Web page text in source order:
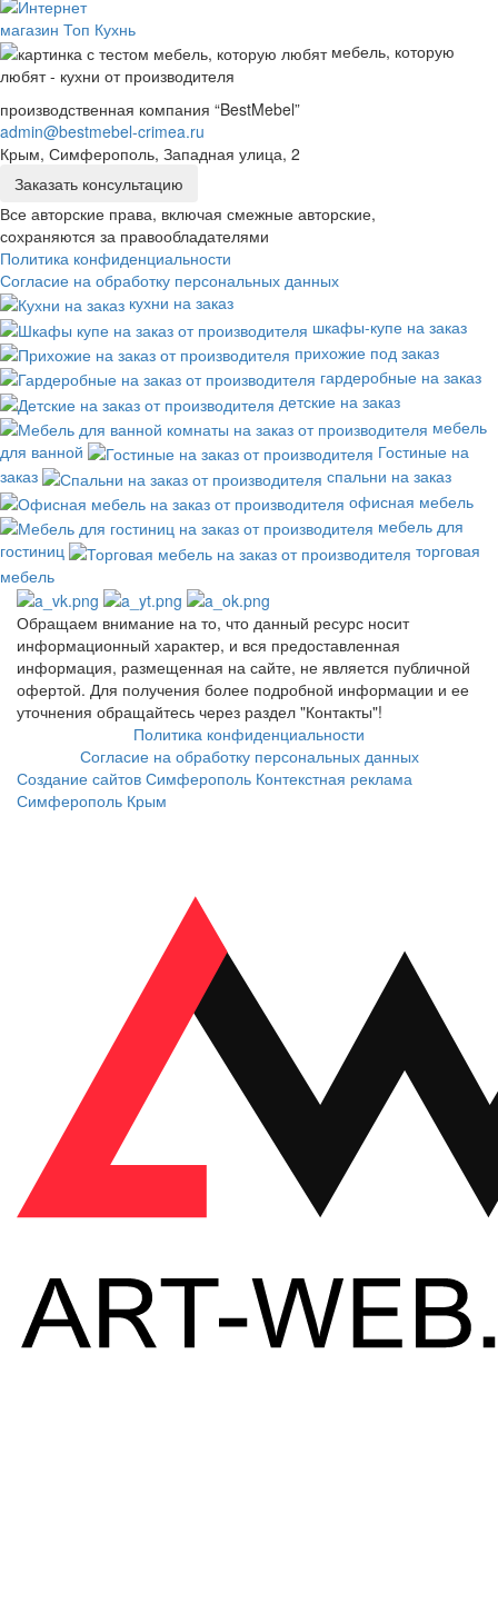
мебель, которую
любят - кухни от производителя
производственная компания “BestMebel”
admin@bestmebel-crimea.ru
Крым, Симферополь, Западная улица, 2
Заказать консультацию
Все авторские права, включая смежные авторские,
сохраняются за правообладателями
Политика конфиденциальности
Согласие на обработку персональных данных
кухни на заказ
шкафы-купе на заказ
прихожие под заказ
гардеробные на заказ
детские на заказ
мебель
для ванной
Гостиные на
заказ
спальни на заказ
офисная мебель
мебель для
гостиниц
торговая
мебель
Обращаем внимание на то, что данный ресурс носит
информационный характер, и вся предоставленная
информация, размещенная на сайте, не является публичной
офертой. Для получения более подробной информации и ее
уточнения обращайтесь через раздел "Контакты"!
Политика конфиденциальности
Согласие на обработку персональных данных
Создание сайтов Симферополь Контекстная реклама
Симферополь Крым